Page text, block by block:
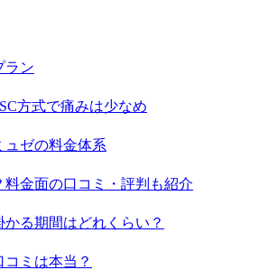
ラン
方式で痛みは少なめ
ュゼの料金体系
金面の口コミ・評判も紹介
る期間はどれくらい？
コミは本当？